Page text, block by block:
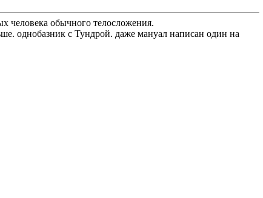
человека обычного телосложения.
однобазник с Тундрой. даже мануал написан один на